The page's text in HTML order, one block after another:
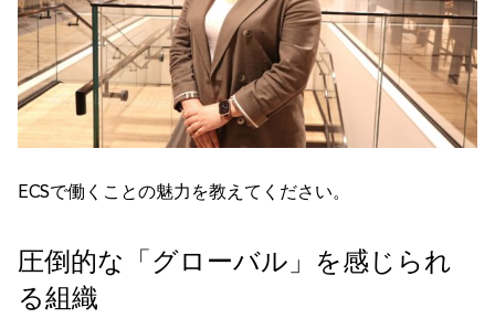
ECSで働くことの魅力を教えてください。
圧倒的な「グローバル」を感じられ
る組織